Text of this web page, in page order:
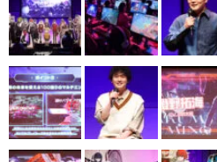
電ファミニコゲーマーとは？
運営：株式会社マレ